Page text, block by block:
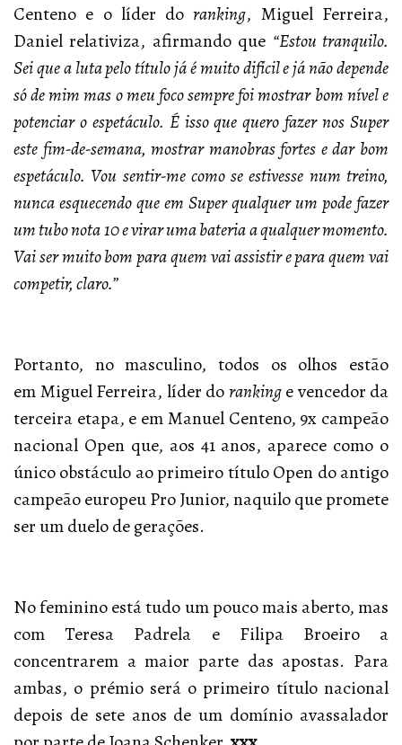
Centeno e o líder doranking, Miguel Ferreira,
Daniel relativiza, afirmando que “Estou tranquilo.
Sei que a luta pelo título já é muito difícil e já não depende
só de mim mas o meu foco sempre foi mostrar bom nível e
potenciar o espetáculo. É isso que quero fazer nos Super
este fim-de-semana, mostrar manobras fortes e dar bom
espetáculo. Vou sentir-me como se estivesse num treino,
nunca esquecendo que em Super qualquer um pode fazer
um tubo nota 10 e virar uma bateria a qualquer momento.
Vai ser muito bom para quem vai assistir e para quem vai
competir, claro.”
Portanto, no masculino, todos os olhos estão
em Miguel Ferreira, líder dorankinge vencedor da
terceira etapa, e em Manuel Centeno, 9x campeão
nacional Open que, aos 41 anos, aparece como o
único obstáculo ao primeiro título Open do antigo
campeão europeu Pro Junior, naquilo que promete
ser um duelo de gerações.
No feminino está tudo um pouco mais aberto, mas
com Teresa Padrela e Filipa Broeiro a
concentrarem a maior parte das apostas. Para
ambas, o prémio será o primeiro título nacional
depois de sete anos de um domínio avassalador